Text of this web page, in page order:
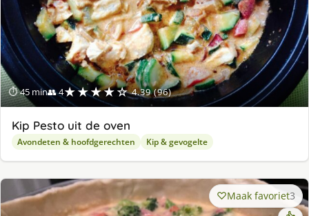
⏱ 45 min👥 4★★★★☆ 4.39 (96)
Kip Pesto uit de oven
Avondeten & hoofdgerechten Kip & gevogelte
Maak favoriet3